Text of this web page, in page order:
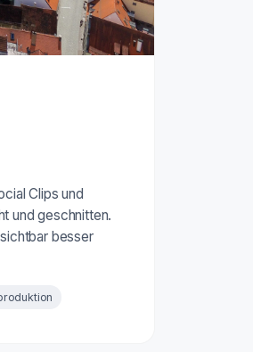
Clips und
und geschnitten.
besser